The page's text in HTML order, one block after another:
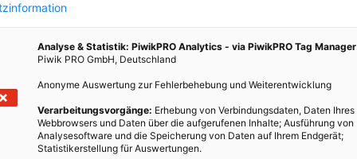
– die letztlich auch mit den US-Amerikanischen verwoben sind
der Umwelt und Sklaverei an ihren
den Zulieferbetrieben. Die Faktoren „Umwelt“ und „soziale
der Ökonomen nicht vor. Das Naturkapital und das
Die Preise, die für die industriell erzeugten Waren verlangt
eines Produktes nicht wieder, weil der allergrößte Teil dieser
getragen werden. Das sind sowohl alle Kosten für die
Mensch und Tier darin leben müssen – als auch alle Kosten
Analyse & Statistik: PiwikPRO Analytics - via PiwikPRO Tag Manager
Piwik PRO GmbH, Deutschland
Anonyme Auswertung zur Fehlerbehebung und Weiterentwicklung
Verarbeitungsvorgänge: Erhebung von Verbindungsdaten, Daten Ihres
Webbrowsers und Daten über die aufgerufenen Inhalte; Ausführung von
Analysesoftware und die Speicherung von Daten auf Ihrem Endgerät;
Statistikerstellung für Auswertungen.